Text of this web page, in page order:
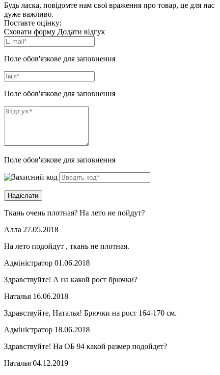
Будь ласка, повідомте нам свої враження про товар, це для нас
дуже важливо.
Поставте оцінку:
Сховати форму Додати відгук
Поле обов'язкове для заповнення
Поле обов'язкове для заповнення
Поле обов'язкове для заповнення
Ткань очень плотная? На лето не пойдут?
Алла 27.05.2018
На лето подойдут , ткань не плотная.
Адміністратор 01.06.2018
Здравствуйте! А на какой рост брючки?
Наталья 16.06.2018
Здравствуйте, Наталья! Брючки на рост 164-170 см.
Адміністратор 18.06.2018
Здравствуйте! На ОБ 94 какой размер подойдет?
Наталья 04.12.2019